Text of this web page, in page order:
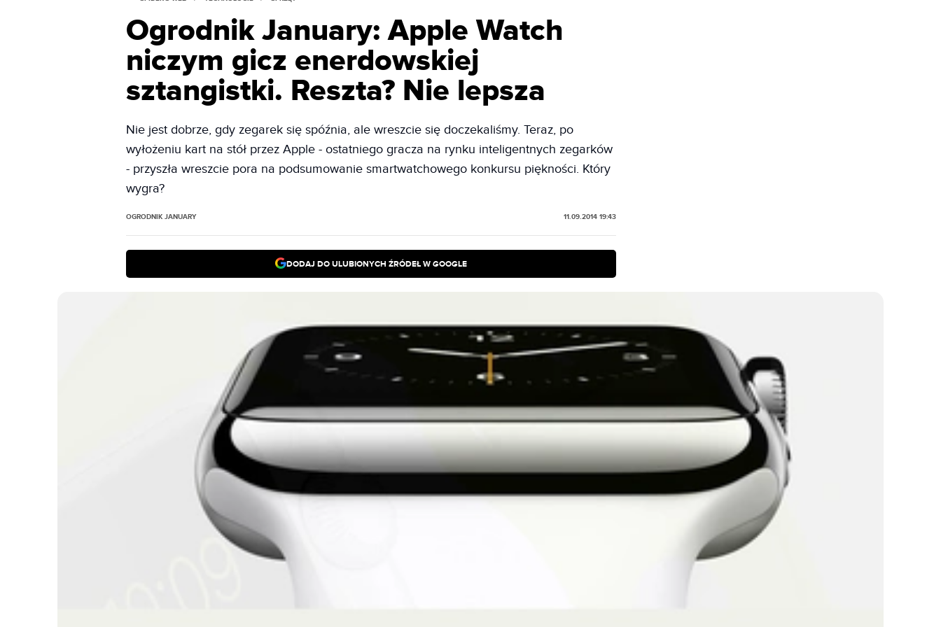
Ogrodnik January: Apple Watch
niczym gicz enerdowskiej
sztangistki. Reszta? Nie lepsza
Nie jest dobrze, gdy zegarek się spóźnia, ale wreszcie się doczekaliśmy. Teraz, po
wyłożeniu kart na stół przez Apple - ostatniego gracza na rynku inteligentnych zegarków
- przyszła wreszcie pora na podsumowanie smartwatchowego konkursu piękności. Który
wygra?
OGRODNIK JANUARY 11.09.2014 19:43
DODAJ DO ULUBIONYCH ŹRÓDEŁ W GOOGLE